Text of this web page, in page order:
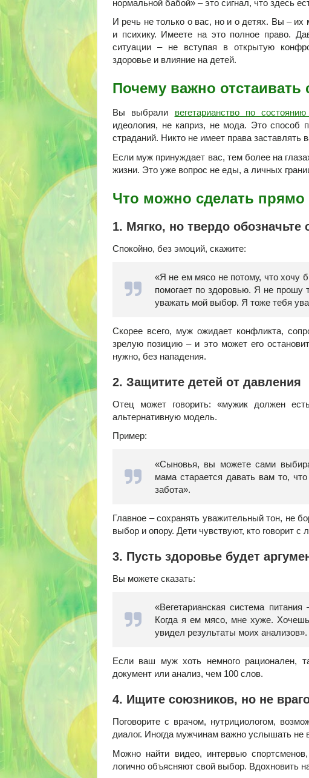
нормальной бабой» – это сигнал, что здесь
И речь не только о вас, но и о детях. Вы –
и психику. Имеете на это полное право.
ситуации – не вступая в открытую
здоровье и влияние на детей.
Почему важно отстаивать
Вы выбрали вегетарианство по
идеология, не каприз, не мода. Это способ
страданий. Никто не имеет права заставлять
Если муж принуждает вас, тем более на
жизни. Это уже вопрос не еды, а личных
Что можно сделать прямо
1. Мягко, но твердо обозначьте
Спокойно, без эмоций, скажите:
«Я не ем мясо не потому, что хочу
помогает по здоровью. Я не прошу
уважать мой выбор. Я тоже тебя
Скорее всего, муж ожидает конфликта,
зрелую позицию – и это может его
нужно, без нападения.
2. Защитите детей от давления
Отец может говорить: «мужик должен
альтернативную модель.
Пример:
«Сыновья, вы можете сами
мама старается давать вам то,
забота».
Главное – сохранять уважительный тон, не
выбор и опору. Дети чувствуют, кто говорит с
3. Пусть здоровье будет
Вы можете сказать:
«Вегетарианская система
Когда я ем мясо, мне хуже.
увидел результаты моих анализов».
Если ваш муж хоть немного рационален,
документ или анализ, чем 100 слов.
4. Ищите союзников, но не
Поговорите с врачом, нутрициологом,
диалог. Иногда мужчинам важно услышать не
Можно найти видео, интервью
логично объясняют свой выбор. Вдохновить